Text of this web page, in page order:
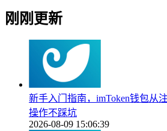
刚刚更新
新手入门指南，imToken钱包从
操作不踩坑
2026-08-09 15:06:39